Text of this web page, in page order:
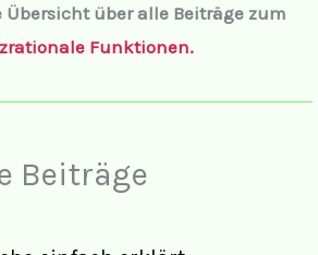
über alle Beiträge zum
Funktionen.
Beiträge